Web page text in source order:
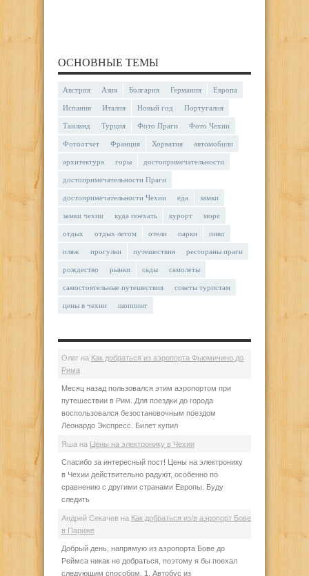
ОСНОВНЫЕ ТЕМЫ
Австрия Азия Болгария Германия Европа
Испания Италия Новый год Португалия
Таиланд Турция Фото Праги Фото Чехии
Фотоотчет Франция Хорватия автомобили
архитектура горы достопримечательности
достопримечательности Праги
достопримечательности Чехии еда замки
замки чехии куда поехать курорт море
отдых отдых летом отели парки пиво
пляж прогулки путешествия рестораны праги
рождество рынки сады самолеты
самостоятельные путешествия советы туристам
цены в чехии шоппинг
Олег на Как добраться из аэропорта Фьюмичино до
Рима
Месяц назад пользовался этим аэропортом при
путешествии в Рим. Для поездки до города
воспользовался безостановочным поездом
Леонардо Экспресс. Билет купил
Яша на Цены на электронику в Чехии
Спасибо за интересный пост! Цены на электронику
в Чехии действительно радуют, особенно по
сравнению с другими странами Европы. Буду
следить
Андрей Секачев на Как добраться из/в аэропорт Бове
в Париже
Добрый день, напрямую из аэропорта Бове до
Реймса никак не добраться, поэтому я бы поехал
следующим способом. 1. Автобус из